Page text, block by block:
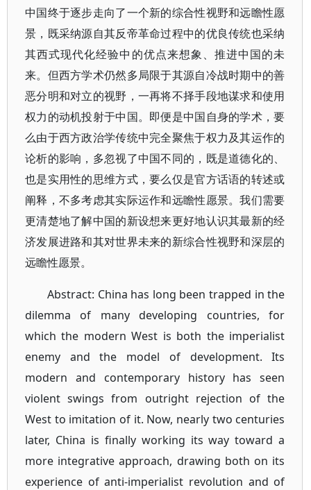
中国终于逐步走向了一个新的综合性视野和远瞻性愿
景，既采纳源自其反帝革命过程中的优良传统也采纳
其西式现代化经验中的优点来想象、推进中国的未
来。但西方学术仍然多局限于其源自冷战时期中的善
恶分明和对立的视野，一再将不择手段地谋求和使用
权力的动机投射于中国。即便是中国自身的学术，要
么由于西方政治学传统中完全聚焦于权力及其运作的
论析的影响，多忽视了中国不同的，既是道德化的、
也是实用性的思维方式，要么仅是官方话语的转述或
阐释，不多考虑其实际运作和远瞻性愿景。我们需要
更清楚地了解中国的新设想来更好地认识其最新的经
济发展进路和其对世界未来的新综合性视野和深层的
远瞻性愿景。
Abstract: China has long been trapped in the
dilemma of many developing countries, for
which the modern West is both the imperialist
enemy and the model of development. Its
modern and contemporary history has seen
violent swings from outright rejection of the
West to imitation of it. Now, nearly two centuries
later, China is finally working its way toward a
more integrative approach, drawing both on its
experience of anti-imperialist revolution and of